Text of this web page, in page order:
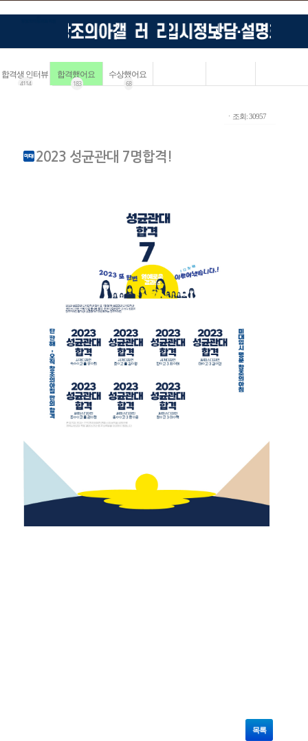
합격생 인터뷰
4114
합격했어요
183
수상했어요
68
ㆍ조회: 30957
2023 성균관대 7명합격!
목록